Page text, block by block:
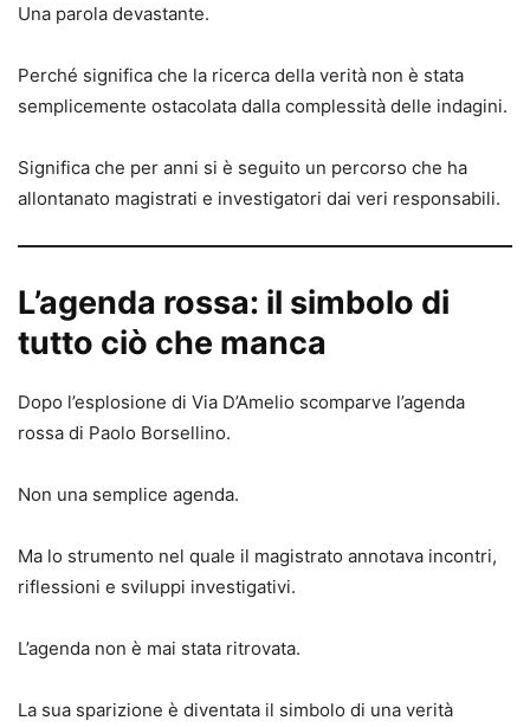
Una parola devastante.
Perché significa che la ricerca della verità non è stata
semplicemente ostacolata dalla complessità delle indagini.
Significa che per anni si è seguito un percorso che ha
allontanato magistrati e investigatori dai veri responsabili.
L’agenda rossa: il simbolo di
tutto ciò che manca
Dopo l’esplosione di Via D’Amelio scomparve l’agenda
rossa di Paolo Borsellino.
Non una semplice agenda.
Ma lo strumento nel quale il magistrato annotava incontri,
riflessioni e sviluppi investigativi.
L’agenda non è mai stata ritrovata.
La sua sparizione è diventata il simbolo di una verità